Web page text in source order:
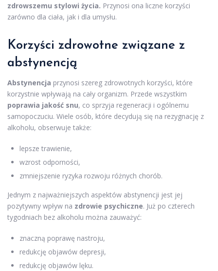
zdrowszemu stylowi życia. Przynosi ona liczne korzyści
zarówno dla ciała, jak i dla umysłu.
Korzyści zdrowotne związane z
abstynencją
Abstynencja przynosi szereg zdrowotnych korzyści, które
korzystnie wpływają na cały organizm. Przede wszystkim
poprawia jakość snu, co sprzyja regeneracji i ogólnemu
samopoczuciu. Wiele osób, które decydują się na rezygnację z
alkoholu, obserwuje także:
lepsze trawienie,
wzrost odporności,
zmniejszenie ryzyka rozwoju różnych chorób.
Jednym z najważniejszych aspektów abstynencji jest jej
pozytywny wpływ na zdrowie psychiczne. Już po czterech
tygodniach bez alkoholu można zauważyć:
znaczną poprawę nastroju,
redukcję objawów depresji,
redukcję objawów lęku.